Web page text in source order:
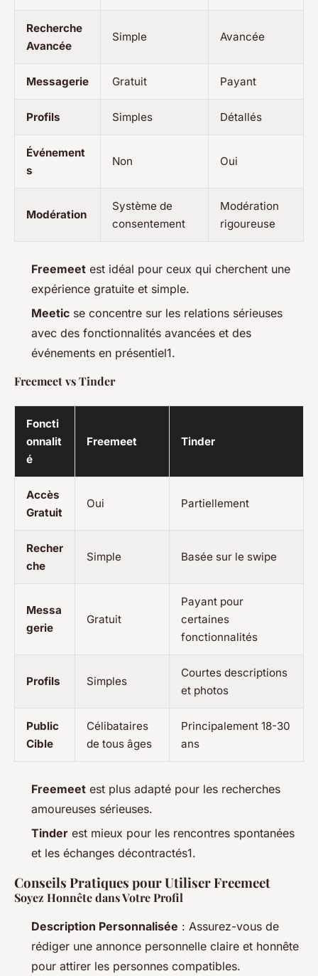
Recherche
Avancée
Simple Avancée
Messagerie Gratuit Payant
Profils Simples Détallés
Événement
s
Non Oui
Modération
Système de
consentement
Modération
rigoureuse
Freemeet est idéal pour ceux qui cherchent une
expérience gratuite et simple.
Meetic se concentre sur les relations sérieuses
avec des fonctionnalités avancées et des
événements en présentiel1.
Freemeet vs Tinder
Foncti
onnalit
é
Freemeet Tinder
Accès
Gratuit
Oui Partiellement
Recher
che
Simple Basée sur le swipe
Messa
gerie
Gratuit
Payant pour
certaines
fonctionnalités
Profils Simples
Courtes descriptions
et photos
Public
Cible
Célibataires
de tous âges
Principalement 18-30
ans
Freemeet est plus adapté pour les recherches
amoureuses sérieuses.
Tinder est mieux pour les rencontres spontanées
et les échanges décontractés1.
Conseils Pratiques pour Utiliser Freemeet
Soyez Honnête dans Votre Profil
Description Personnalisée : Assurez-vous de
rédiger une annonce personnelle claire et honnête
pour attirer les personnes compatibles.